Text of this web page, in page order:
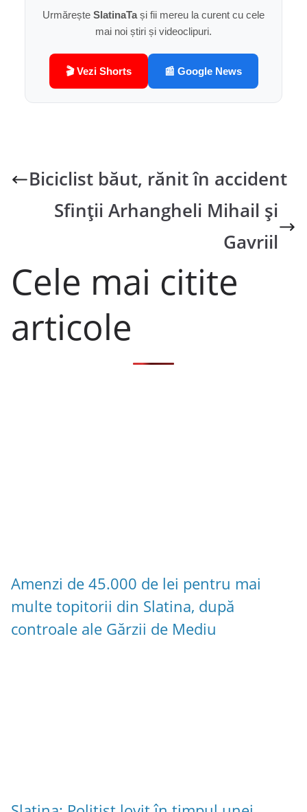
Urmărește SlatinaTași fii mereu la curent cu cele
mai noi știri și videoclipuri.
🎬 Vezi Shorts 📰 Google News
Biciclist băut, rănit în accident
Sfinţii Arhangheli Mihail şi
Gavriil
Cele mai citite
articole
Amenzi de 45.000 de lei pentru mai
multe topitorii din Slatina, după
controale ale Gărzii de Mediu